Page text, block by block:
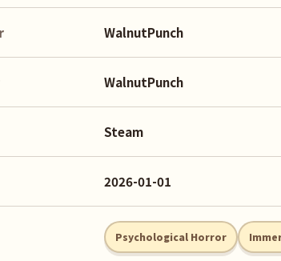
WalnutPunch
WalnutPunch
Steam
2026-01-01
Psychological Horror